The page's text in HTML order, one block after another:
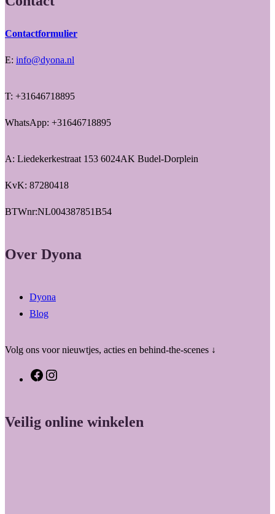
Contactformulier
E: info@dyona.nl
T: +31646718895
WhatsApp: +31646718895
A: Liedekerkestraat 153 6024AK Budel-Dorplein
KvK: 87280418
BTWnr:NL004387851B54
Over Dyona
Dyona
Blog
Volg ons voor nieuwtjes, acties en behind-the-scenes ↓
F
e
t
Veilig online winkelen